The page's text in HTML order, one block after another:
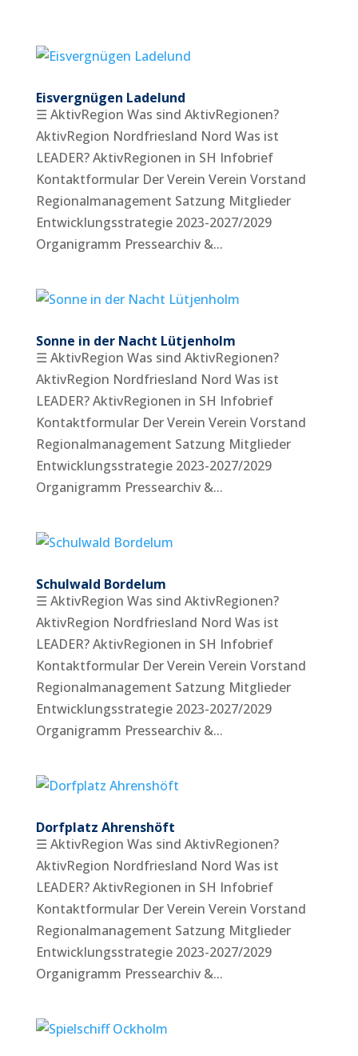
Eisvergnügen Ladelund
☰ AktivRegion Was sind AktivRegionen?
AktivRegion Nordfriesland Nord Was ist
LEADER? AktivRegionen in SH Infobrief
Kontaktformular Der Verein Verein Vorstand
Regionalmanagement Satzung Mitglieder
Entwicklungsstrategie 2023-2027/2029
Organigramm Pressearchiv &...
Sonne in der Nacht Lütjenholm
☰ AktivRegion Was sind AktivRegionen?
AktivRegion Nordfriesland Nord Was ist
LEADER? AktivRegionen in SH Infobrief
Kontaktformular Der Verein Verein Vorstand
Regionalmanagement Satzung Mitglieder
Entwicklungsstrategie 2023-2027/2029
Organigramm Pressearchiv &...
Schulwald Bordelum
☰ AktivRegion Was sind AktivRegionen?
AktivRegion Nordfriesland Nord Was ist
LEADER? AktivRegionen in SH Infobrief
Kontaktformular Der Verein Verein Vorstand
Regionalmanagement Satzung Mitglieder
Entwicklungsstrategie 2023-2027/2029
Organigramm Pressearchiv &...
Dorfplatz Ahrenshöft
☰ AktivRegion Was sind AktivRegionen?
AktivRegion Nordfriesland Nord Was ist
LEADER? AktivRegionen in SH Infobrief
Kontaktformular Der Verein Verein Vorstand
Regionalmanagement Satzung Mitglieder
Entwicklungsstrategie 2023-2027/2029
Organigramm Pressearchiv &...